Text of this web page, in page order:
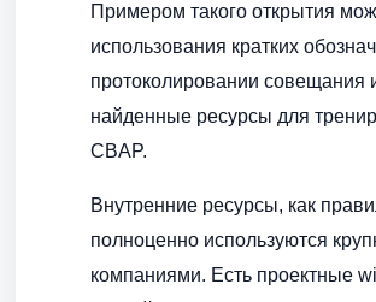
Примером такого открытия
использования кратких
протоколировании совещания
найденные ресурсы для
CBAP.
Внутренние ресурсы, как
полноценно используются
компаниями. Есть проектные